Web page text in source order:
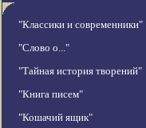
"Классики и современники"
"Слово о..."
"Тайная история творений"
"Книга писем"
"Кошачий ящик"